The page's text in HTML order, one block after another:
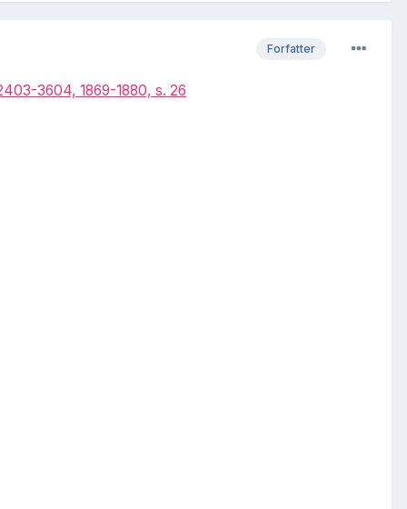
Forfatter
3604, 1869-1880, s. 26